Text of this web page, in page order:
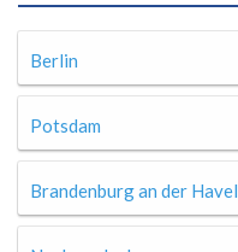
Berlin
Potsdam
Brandenburg an der Havel